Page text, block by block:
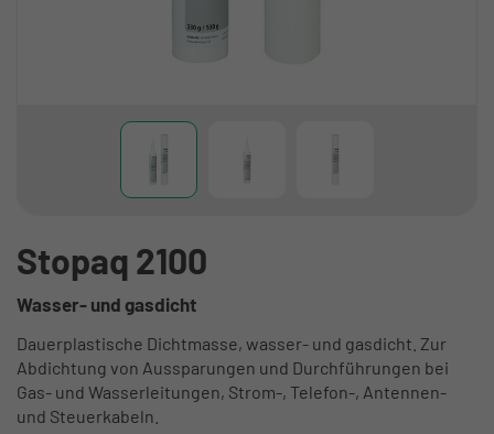
Stopaq 2100
Wasser- und gasdicht
Dauerplastische Dichtmasse, wasser- und gasdicht. Zur
Abdichtung von Aussparungen und Durchführungen bei
Gas- und Wasserleitungen, Strom-, Telefon-, Antennen-
und Steuerkabeln.